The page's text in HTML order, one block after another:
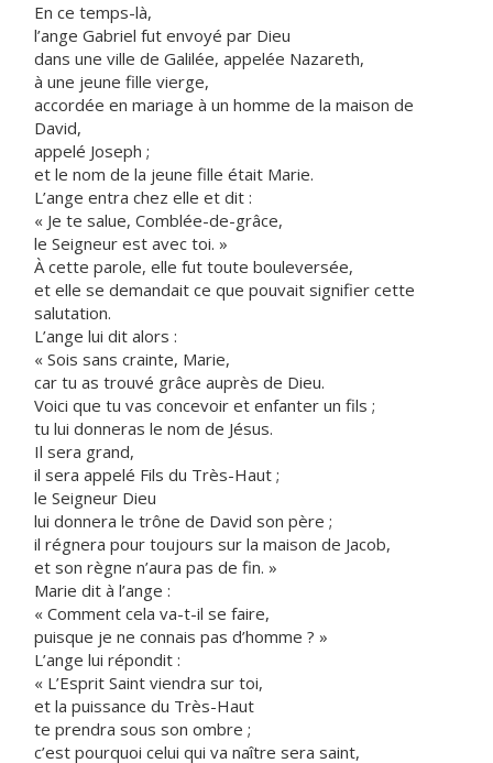
En ce temps-là,
l’ange Gabriel fut envoyé par Dieu
dans une ville de Galilée, appelée Nazareth,
à une jeune fille vierge,
accordée en mariage à un homme de la maison de
David,
appelé Joseph ;
et le nom de la jeune fille était Marie.
L’ange entra chez elle et dit :
« Je te salue, Comblée-de-grâce,
le Seigneur est avec toi. »
À cette parole, elle fut toute bouleversée,
et elle se demandait ce que pouvait signifier cette
salutation.
L’ange lui dit alors :
« Sois sans crainte, Marie,
car tu as trouvé grâce auprès de Dieu.
Voici que tu vas concevoir et enfanter un fils ;
tu lui donneras le nom de Jésus.
Il sera grand,
il sera appelé Fils du Très-Haut ;
le Seigneur Dieu
lui donnera le trône de David son père ;
il régnera pour toujours sur la maison de Jacob,
et son règne n’aura pas de fin. »
Marie dit à l’ange :
« Comment cela va-t-il se faire,
puisque je ne connais pas d’homme ? »
L’ange lui répondit :
« L’Esprit Saint viendra sur toi,
et la puissance du Très-Haut
te prendra sous son ombre ;
c’est pourquoi celui qui va naître sera saint,